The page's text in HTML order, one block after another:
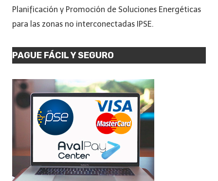
Planificación y Promoción de Soluciones Energéticas
para las zonas no interconectadas IPSE.
PAGUE FÁCIL Y SEGURO